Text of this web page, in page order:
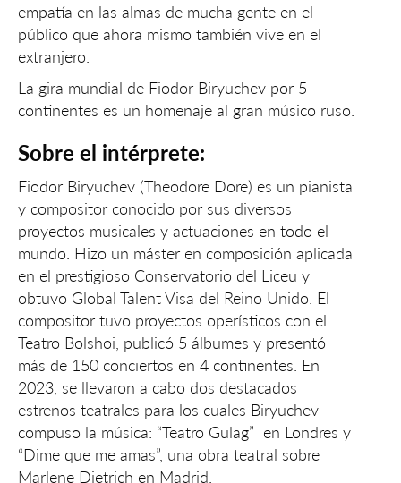
empatía en las almas de mucha gente en el
público que ahora mismo también vive en el
extranjero.
La gira mundial de Fiodor Biryuchev por 5
continentes es un homenaje al gran músico ruso.
Sobre el intérprete:
Fiodor Biryuchev (Theodore Dore) es un pianista
y compositor conocido por sus diversos
proyectos musicales y actuaciones en todo el
mundo. Hizo un máster en composición aplicada
en el prestigioso Conservatorio del Liceu y
obtuvo Global Talent Visa del Reino Unido. El
compositor tuvo proyectos operísticos con el
Teatro Bolshoi, publicó 5 álbumes y presentó
más de 150 conciertos en 4 continentes. En
2023, se llevaron a cabo dos destacados
estrenos teatrales para los cuales Biryuchev
compuso la música: “Teatro Gulag” en Londres y
“Dime que me amas”, una obra teatral sobre
Marlene Dietrich en Madrid.